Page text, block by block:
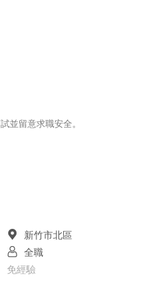
並留意求職安全。
新竹市北區
全職
免經驗